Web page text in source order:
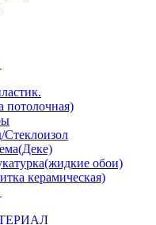
потолочная)
Стеклоизол
обои)
керамическая)